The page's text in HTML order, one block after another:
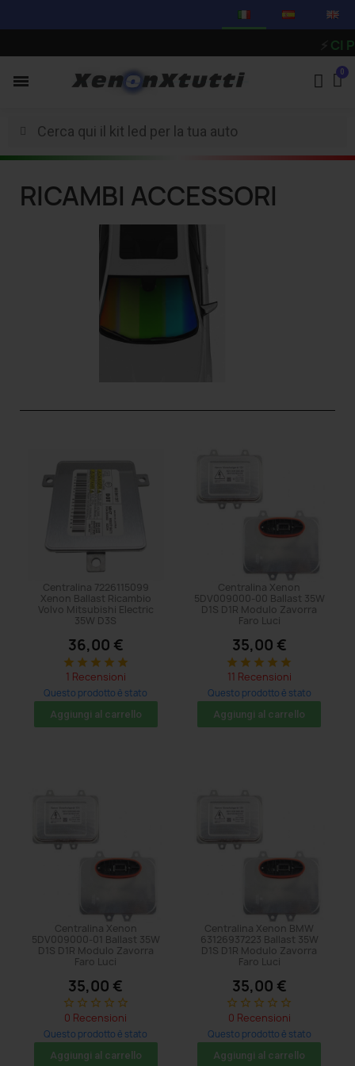
CI
RICAMBI ACCESSORI
Centralina 7226115099
Xenon Ballast Ricambio
Volvo Mitsubishi Electric
35W D3S
36,00 €
star star star star star
1 Recensioni
Questo prodotto è stato
acquistato: 29 volte
Aggiungi al carrello
Centralina Xenon
5DV009000-00 Ballast 35W
D1S D1R Modulo Zavorra
Faro Luci
35,00 €
star star star star star
11 Recensioni
Questo prodotto è stato
acquistato: 431 volte
Aggiungi al carrello
Centralina Xenon
5DV009000-01 Ballast 35W
D1S D1R Modulo Zavorra
Faro Luci
35,00 €
star_border star_border star_border star_border star_border
0 Recensioni
Questo prodotto è stato
acquistato: 8 volte
Aggiungi al carrello
Centralina Xenon BMW
63126937223 Ballast 35W
D1S D1R Modulo Zavorra
Faro Luci
35,00 €
star_border star_border star_border star_border star_border
0 Recensioni
Questo prodotto è stato
acquistato: 20 volte
Aggiungi al carrello